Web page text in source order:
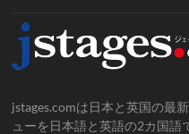
jstages.comは日本と英国の最
ューを日本語と英語の2カ国